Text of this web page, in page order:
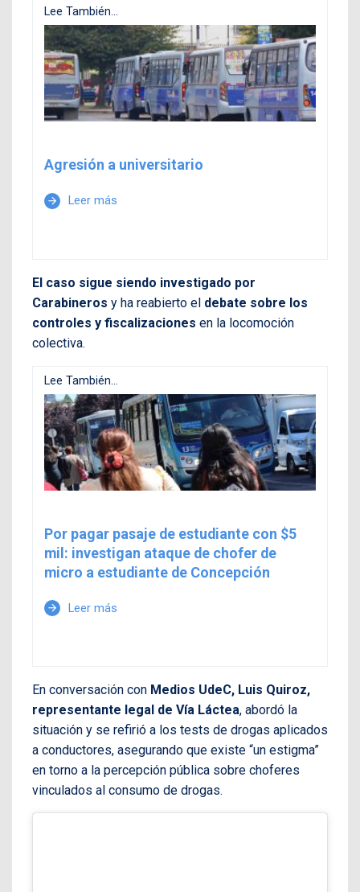
Lee También...
Agresión a universitario
arrow_forward Leer más
El caso sigue siendo investigado por
Carabineros y ha reabierto el debate sobre los
controles y fiscalizaciones en la locomoción
colectiva.
Lee También...
Por pagar pasaje de estudiante con $5
mil: investigan ataque de chofer de
micro a estudiante de Concepción
arrow_forward Leer más
En conversación con Medios UdeC, Luis Quiroz,
representante legal de Vía Láctea, abordó la
situación y se refirió a los tests de drogas aplicados
a conductores, asegurando que existe “un estigma”
en torno a la percepción pública sobre choferes
vinculados al consumo de drogas.